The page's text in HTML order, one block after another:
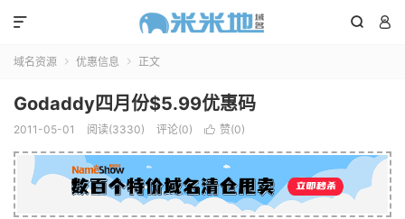
 

域名资源  优惠信息  正文
Godaddy四月份$5.99优惠码
2011-05-01 阅读(3330) 评论(0)  赞(0)